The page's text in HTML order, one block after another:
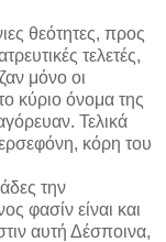
θεότητες, προς
τελετές,
μόνο οι
κύριο όνομα της
Τελικά
κόρη του
την
φασίν είναι και
αυτή Δέσποινα,